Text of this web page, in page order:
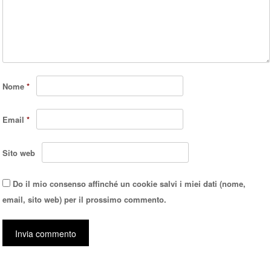
Nome*
Email*
Sito web
Do il mio consenso affinché un cookie salvi i miei dati (nome,
email, sito web) per il prossimo commento.